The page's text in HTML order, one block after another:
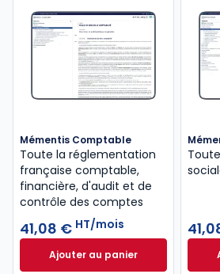
Mémentis Comptable
Toute la réglementation
française comptable,
financière, d'audit et de
contrôle des comptes
41,08 € HT/mois
Ajouter au panierMémentis Comptable à